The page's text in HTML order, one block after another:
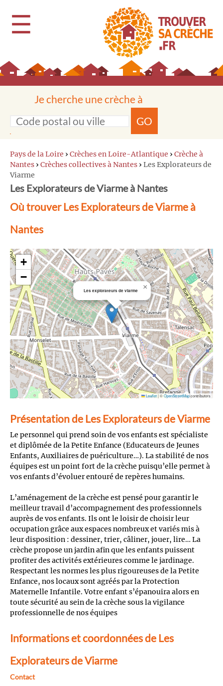
☰
Je cherche une crèche à
GO
Pays de la Loire › Crèches en Loire-Atlantique › Crèche à
Nantes › Crèches collectives à Nantes › Les Explorateurs de
Viarme
Les Explorateurs de Viarme à Nantes
Où trouver Les Explorateurs de Viarme à
Nantes
Les explorateurs de viarme ×
+
−
Leaflet|©OpenStreetMapcontributors
Présentation de Les Explorateurs de Viarme
Le personnel qui prend soin de vos enfants est spécialiste
et diplômée de la Petite Enfance (Educateurs de Jeunes
Enfants, Auxiliaires de puériculture…). La stabilité de nos
équipes est un point fort de la crèche puisqu’elle permet à
vos enfants d’évoluer entouré de repères humains.
L’aménagement de la crèche est pensé pour garantir le
meilleur travail d’accompagnement des professionnels
auprès de vos enfants. Ils ont le loisir de choisir leur
occupation grâce aux espaces nombreux et variés mis à
leur disposition : dessiner, trier, câliner, jouer, lire… La
crèche propose un jardin afin que les enfants puissent
profiter des activités extérieures comme le jardinage.
Respectant les normes les plus rigoureuses de la Petite
Enfance, nos locaux sont agréés par la Protection
Maternelle Infantile. Votre enfant s’épanouira alors en
toute sécurité au sein de la crèche sous la vigilance
professionnelle de nos équipes
Informations et coordonnées de Les
Explorateurs de Viarme
Contact